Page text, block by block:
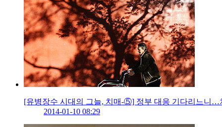
[유병장수 시대의 그늘, 치매-⑤] 정부 대응 기다리느니…
2014-01-10 08:29